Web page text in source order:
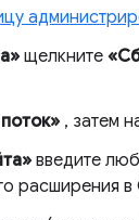
щелкните
, затем
введите
расширения